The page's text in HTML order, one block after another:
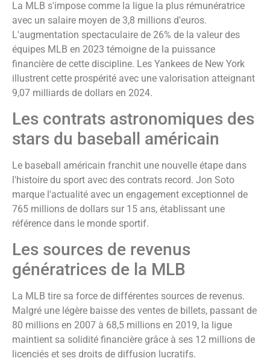
La MLB s'impose comme la ligue la plus rémunératrice
avec un salaire moyen de 3,8 millions d'euros.
L'augmentation spectaculaire de 26% de la valeur des
équipes MLB en 2023 témoigne de la puissance
financière de cette discipline. Les Yankees de New York
illustrent cette prospérité avec une valorisation atteignant
9,07 milliards de dollars en 2024.
Les contrats astronomiques des
stars du baseball américain
Le baseball américain franchit une nouvelle étape dans
l'histoire du sport avec des contrats record. Jon Soto
marque l'actualité avec un engagement exceptionnel de
765 millions de dollars sur 15 ans, établissant une
référence dans le monde sportif.
Les sources de revenus
génératrices de la MLB
La MLB tire sa force de différentes sources de revenus.
Malgré une légère baisse des ventes de billets, passant de
80 millions en 2007 à 68,5 millions en 2019, la ligue
maintient sa solidité financière grâce à ses 12 millions de
licenciés et ses droits de diffusion lucratifs.